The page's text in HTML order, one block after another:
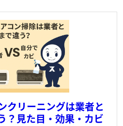
クリーニングは業者と
？見た目・効果・カビ